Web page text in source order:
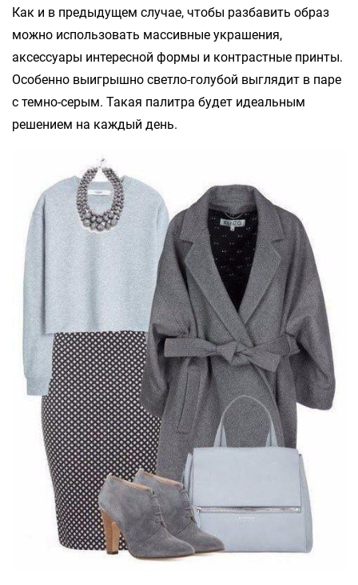
Как и в предыдущем случае, чтобы разбавить образ
можно использовать массивные украшения,
аксессуары интересной формы и контрастные принты.
Особенно выигрышно светло-голубой выглядит в паре
с темно-серым. Такая палитра будет идеальным
решением на каждый день.